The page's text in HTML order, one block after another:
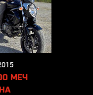
МЕЧ